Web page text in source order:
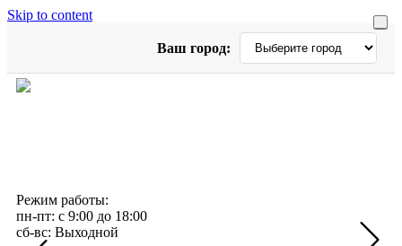
Skip to content
Ваш город:
Режим работы:
пн-пт: с 9:00 до 18:00
сб-вс: Выходной